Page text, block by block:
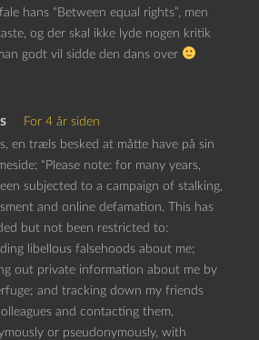
hans “Between equal rights”, men
og der skal ikke lyde nogen kritik
godt vil sidde den dans over
For 4 år siden
en træls besked at måtte have på sin
“Please note: for many years,
subjected to a campaign of stalking,
and online defamation. This has
but not been restricted to:
libellous falsehoods about me;
out private information about me by
and tracking down my friends
and contacting them,
or pseudonymously, with